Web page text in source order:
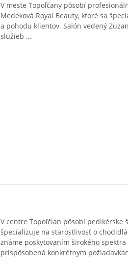
V meste Topoľčany pôsobí
Medeková Royal Beauty, ktoré sa
a pohodu klientov. Salón vedený
služieb ...
V centre Topoľčian pôsobí pedikérske
špecializuje na starostlivosť o
známe poskytovaním širokého
prispôsobená konkrétnym